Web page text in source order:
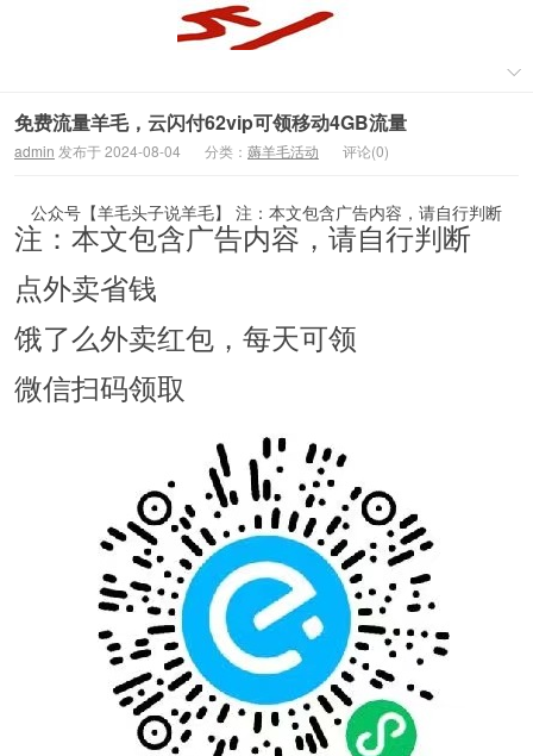
免费流量羊毛，云闪付62vip可领移动4GB流量
admin 发布于 2024-08-04 分类： 薅羊毛活动 评论(0)
公众号【羊毛头子说羊毛】 注：本文包含广告内容，请自行判断
注：本文包含广告内容，请自行判断
点外卖省钱
饿了么外卖红包，每天可领
微信扫码领取